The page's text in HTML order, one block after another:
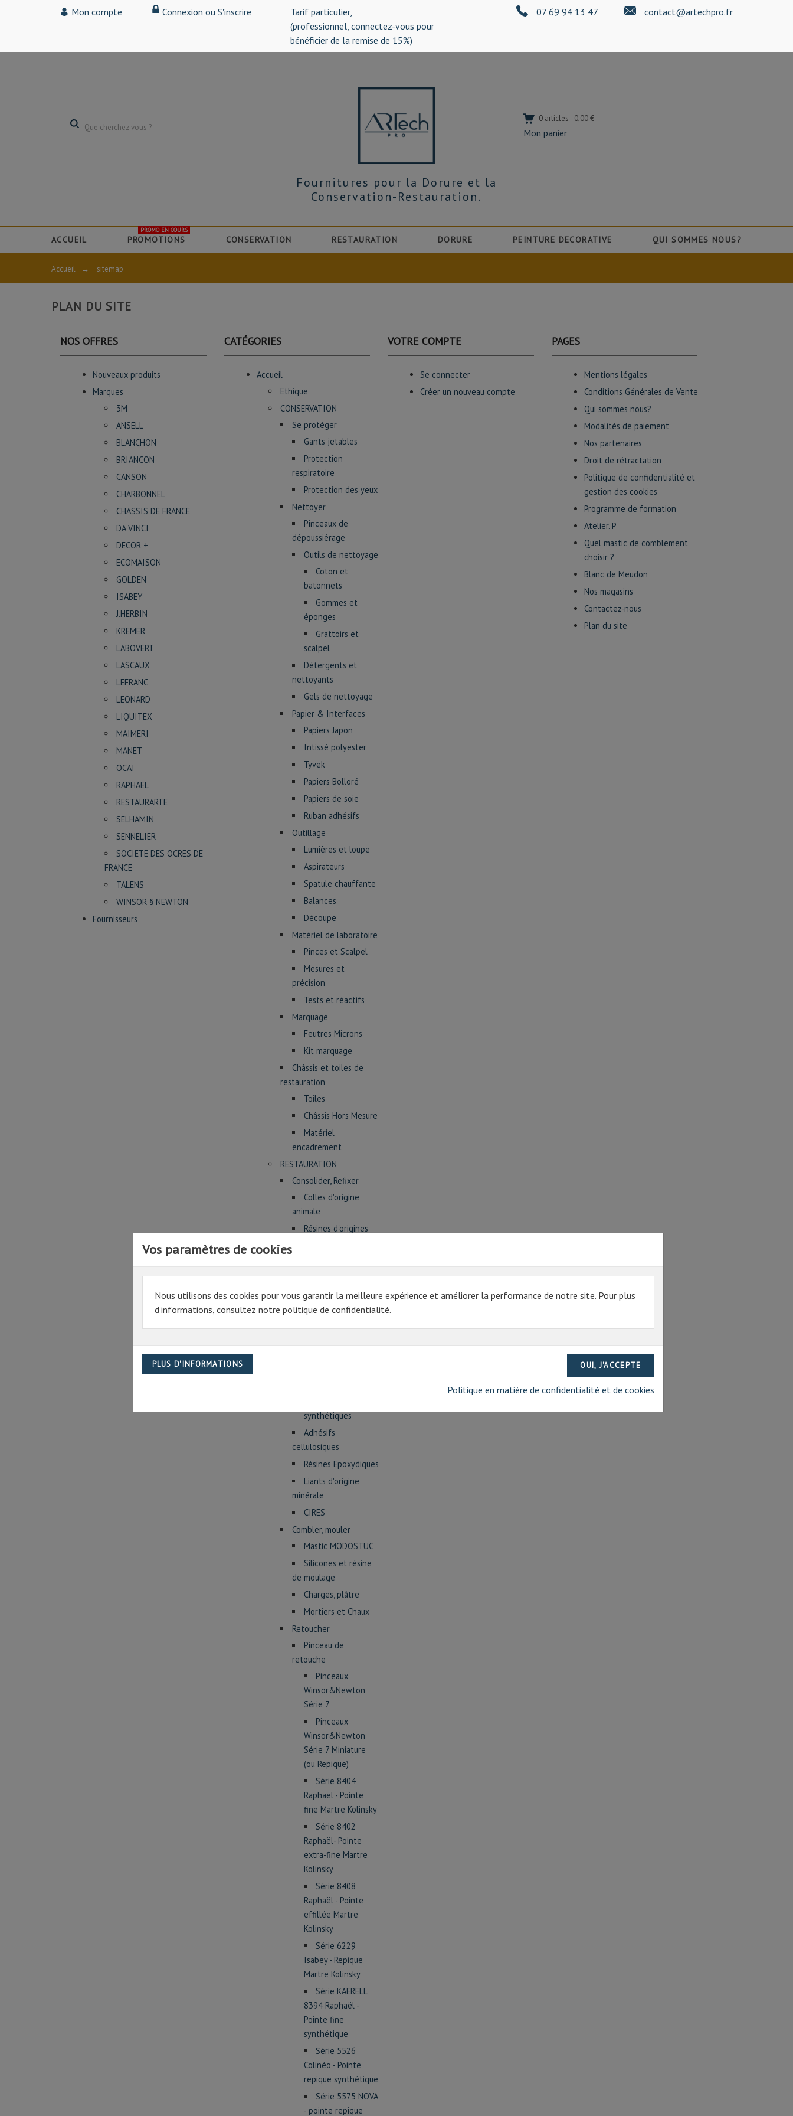
Mon compte Connexion ou S'inscrire
Tarif particulier,
(professionnel, connectez-vous pour
bénéficier de la remise de 15%)
07 69 94 13 47 contact@artechpro.fr
0 articles - 0,00 €
Mon panier
Fournitures pour la Dorure et la
Conservation-Restauration.
ACCUEIL PROMOTIONS
PROMO EN COURS
CONSERVATION RESTAURATION DORURE PEINTURE DECORATIVE QUI SOMMES NOUS?
Vos paramètres de cookies
Nous utilisons des cookies pour vous garantir la meilleure expérience et améliorer la performance de notre site. Pour plus
d’informations, consultez notre politique de confidentialité.
Politique en matière de confidentialité et de cookies
Accueil → sitemap
PLAN DU SITE
NOS OFFRES
Nouveaux produits
Marques
3M
ANSELL
BLANCHON
BRIANCON
CANSON
CHARBONNEL
CHASSIS DE FRANCE
DA VINCI
DECOR +
ECOMAISON
GOLDEN
ISABEY
J.HERBIN
KREMER
LABOVERT
LASCAUX
LEFRANC
LEONARD
LIQUITEX
MAIMERI
MANET
OCAI
RAPHAEL
RESTAURARTE
SELHAMIN
SENNELIER
SOCIETE DES OCRES DE
FRANCE
TALENS
WINSOR § NEWTON
Fournisseurs
CATÉGORIES
Accueil
Ethique
CONSERVATION
Se protéger
Gants jetables
Protection
respiratoire
Protection des yeux
Nettoyer
Pinceaux de
dépoussiérage
Outils de nettoyage
Coton et
batonnets
Gommes et
éponges
Grattoirs et
scalpel
Détergents et
nettoyants
Gels de nettoyage
Papier & Interfaces
Papiers Japon
Intissé polyester
Tyvek
Papiers Bolloré
Papiers de soie
Ruban adhésifs
Outillage
Lumières et loupe
Aspirateurs
Spatule chauffante
Balances
Découpe
Matériel de laboratoire
Pinces et Scalpel
Mesures et
précision
Tests et réactifs
Marquage
Feutres Microns
Kit marquage
Châssis et toiles de
restauration
Toiles
Châssis Hors Mesure
Matériel
encadrement
RESTAURATION
Consolider, Refixer
Colles d'origine
animale
Résines d'origines
vinyliques et
Adhésifs Lascaux
synthétiques
Adhésifs
cellulosiques
Résines Epoxydiques
Liants d'origine
minérale
CIRES
Combler, mouler
Mastic MODOSTUC
Silicones et résine
de moulage
Charges, plâtre
Mortiers et Chaux
Retoucher
Pinceau de
retouche
Pinceaux
Winsor&Newton
Série 7
Pinceaux
Winsor&Newton
Série 7 Miniature
(ou Repique)
Série 8404
Raphaël - Pointe
fine Martre Kolinsky
Série 8402
Raphaël- Pointe
extra-fine Martre
Kolinsky
Série 8408
Raphaël - Pointe
effillée Martre
Kolinsky
Série 6229
Isabey - Repique
Martre Kolinsky
Série KAERELL
8394 Raphaël -
Pointe fine
synthétique
Série 5526
Colinéo - Pointe
repique synthétique
Série 5575 NOVA
- pointe repique
VOTRE COMPTE
Se connecter
Créer un nouveau compte
PAGES
Mentions légales
Conditions Générales de Vente
Qui sommes nous?
Modalités de paiement
Nos partenaires
Droit de rétractation
Politique de confidentialité et
gestion des cookies
Programme de formation
Atelier. P
Quel mastic de comblement
choisir ?
Blanc de Meudon
Nos magasins
Contactez-nous
Plan du site